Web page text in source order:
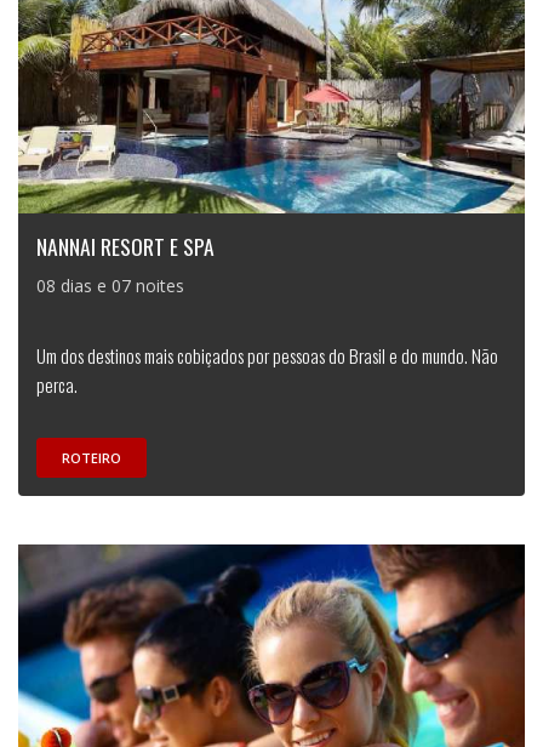
NANNAI RESORT E SPA
08 dias e 07 noites
Um dos destinos mais cobiçados por pessoas do Brasil e do mundo. Não
perca.
ROTEIRO